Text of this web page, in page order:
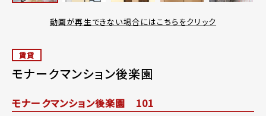
動画が再生できない場合にはこちらをクリック
賃貸
モナークマンション後楽園
モナークマンション後楽園 101